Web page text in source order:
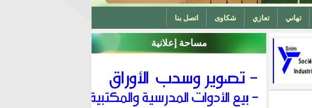
تهاني تعازي شكاوى اتصل بنا
الحرابة مساحة إعلانية